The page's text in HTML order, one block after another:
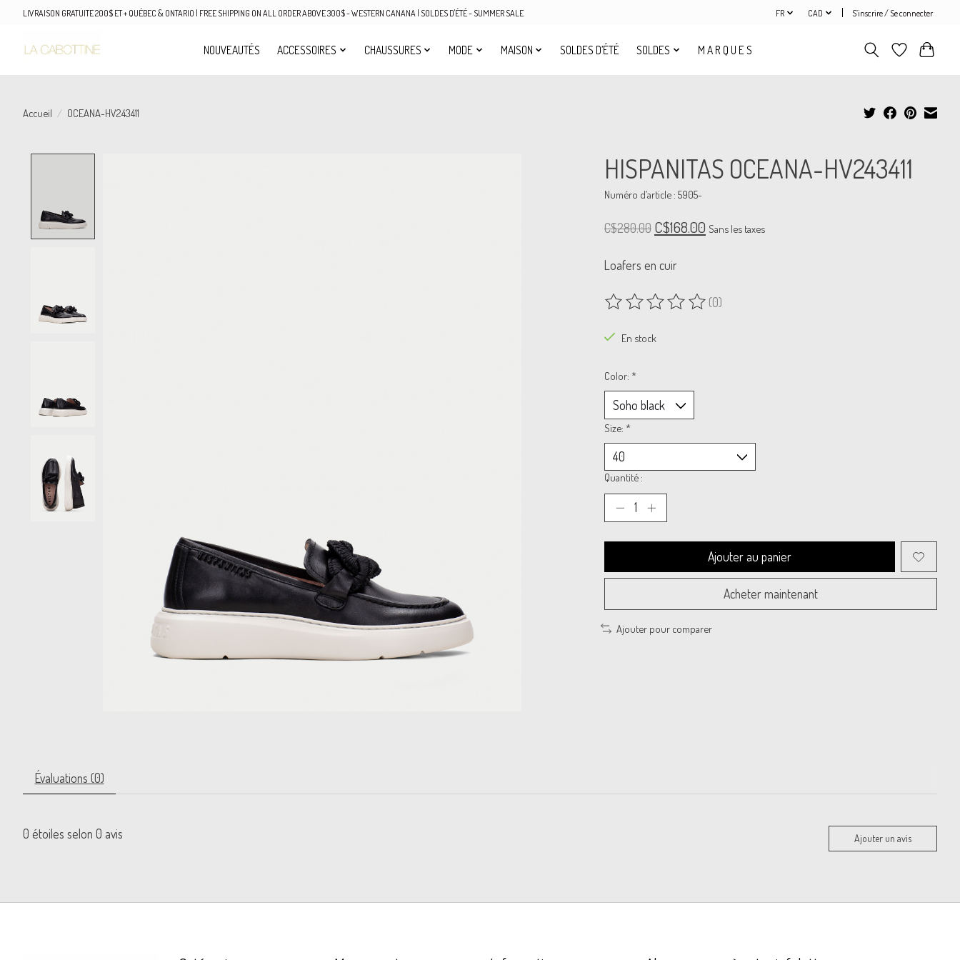
LIVRAISON GRATUITE 200$ ET + QUÉBEC & ONTARIO | FREE SHIPPING ON ALL ORDER ABOVE 300$ - WESTERN CANANA | SOLDES D'ÉTÉ - SUMMER SALE FR CAD S’inscrire / Se connecter
NOUVEAUTÉS ACCESSOIRES CHAUSSURES MODE MAISON SOLDES D’ÉTÉ SOLDES M A R Q U E S
Accueil / OCEANA-HV243411
HISPANITAS OCEANA-HV243411
Numéro d’article : 5905-
C$280.00 C$168.00 Sans les taxes
Loafers en cuir
Ce produit est évalué à0
(0)
En stock
Color: *
Size: *
Quantité :
Ajouter au panier
Acheter maintenant
Ajouter pour comparer
Évaluations (0)
0 étoiles selon 0 avis Ajouter un avis